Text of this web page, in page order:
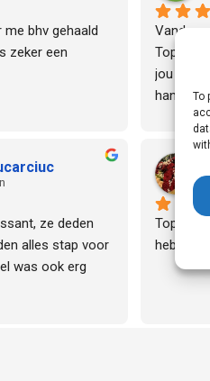
To
bhv gehaald
zeker een
Vandaag
jou
en
de
deze
ze deden
alles stap voor
was ook erg
7
Top
heb